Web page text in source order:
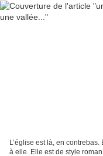
L’église est là, en
à elle. Elle est de style